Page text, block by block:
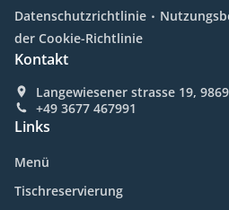
Datenschutzrichtlinie .
der Cookie-Richtlinie
Kontakt
Langewiesener strasse 19,
+49 3677 467991
Links
Menü
Tischreservierung